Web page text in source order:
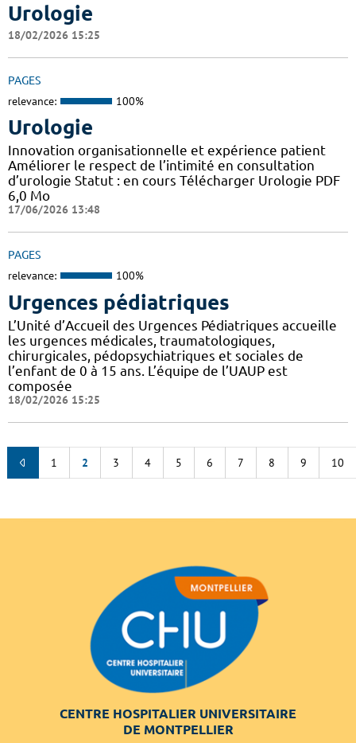
Urologie
18/02/2026 15:25
PAGES
relevance: 100%
Urologie
Innovation organisationnelle et expérience patient
Améliorer le respect de l’intimité en consultation
d’urologie Statut : en cours Télécharger Urologie PDF
6,0 Mo
17/06/2026 13:48
PAGES
relevance: 100%
Urgences pédiatriques
L’Unité d’Accueil des Urgences Pédiatriques accueille
les urgences médicales, traumatologiques,
chirurgicales, pédopsychiatriques et sociales de
l’enfant de 0 à 15 ans. L’équipe de l’UAUP est
composée
18/02/2026 15:25
1 2 3 4 5 6 7 8 9 10
CENTRE HOSPITALIER UNIVERSITAIRE
DE MONTPELLIER